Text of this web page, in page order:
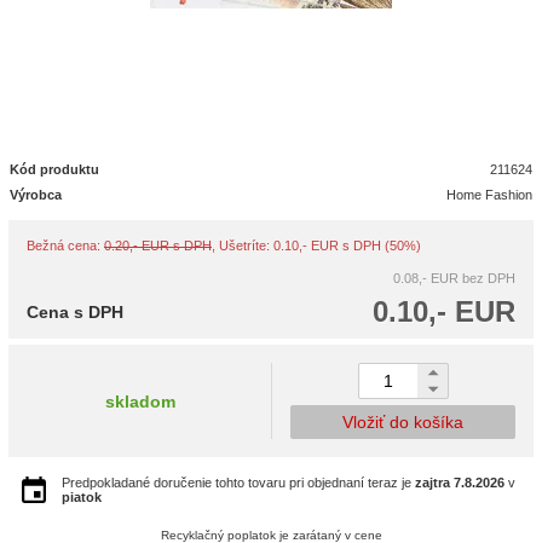
Kód produktu
211624
Výrobca
Home Fashion
Bežná cena: 0.20,- EUR s DPH , Ušetríte: 0.10,- EUR s DPH (50%)
0.08,- EUR bez DPH
0.10,- EUR
Cena s DPH
skladom
Vložiť do košíka
Predpokladané doručenie tohto tovaru pri objednaní teraz je zajtra 7.8.2026 v
piatok
Recyklačný poplatok je zarátaný v cene